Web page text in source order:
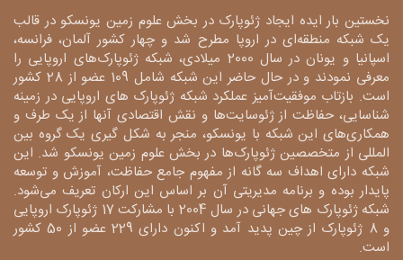
نخستین بار ایده ایجاد ژئوپارک در بخش علوم زمین یونسکو در قالب
یک شبکه منطقه‌ای در اروپا مطرح شد و چهار کشور آلمان، فرانسه،
اسپانیا و یونان در سال 2000 میلادی، شبکه ژئوپارک‌های اروپایی را
معرفی نمودند و در حال حاضر این شبکه شامل 109 عضو از 28 کشور
است. بازتاب موفقیت‌آمیز عملکرد شبکه ژئوپارک های اروپایی در زمینه
شناسایی، حفاظت از ژئوسایت‌ها و نقش اقتصادی آنها از یک طرف و
همکاری‌های این شبکه با یونسکو، منجر به شکل گیری یک گروه بین
المللی از متخصصین ژئوپارک‌ها در بخش علوم زمین یونسکو شد. این
شبکه دارای اهداف سه گانه از مفهوم جامع حفاظت، آموزش و توسعه
پایدار بوده و برنامه مدیریتی آن بر اساس این ارکان تعریف می‌شود.
شبکه ژئوپارک های جهانی در سال 2004 با مشارکت 17 ژئوپارک اروپایی
و 8 ژئوپارک از چین پدید آمد و اکنون دارای 229 عضو از 50 کشور
است.